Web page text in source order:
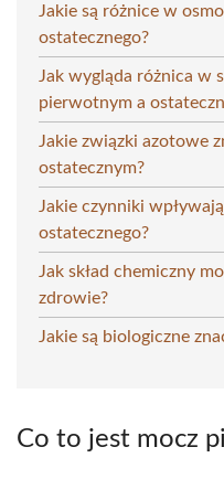
Jakie są różnice w
ostatecznego?
Jak wygląda różnica w
pierwotnym a
Jakie związki azotowe
ostatecznym?
Jakie czynniki
ostatecznego?
Jak skład chemiczny
zdrowie?
Jakie są biologiczne
Co to jest mocz